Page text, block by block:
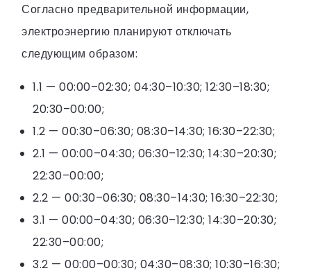
Согласно предварительной информации,
электроэнергию планируют отключать
следующим образом:
1.1 — 00:00–02:30; 04:30–10:30; 12:30–18:30;
20:30–00:00;
1.2 — 00:30–06:30; 08:30–14:30; 16:30–22:30;
2.1 — 00:00–04:30; 06:30–12:30; 14:30–20:30;
22:30–00:00;
2.2 — 00:30–06:30; 08:30–14:30; 16:30–22:30;
3.1 — 00:00–04:30; 06:30–12:30; 14:30–20:30;
22:30–00:00;
3.2 — 00:00–00:30; 04:30–08:30; 10:30–16:30;